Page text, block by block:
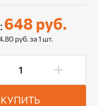
648 руб.
руб. за 1 шт.
КУПИТЬ